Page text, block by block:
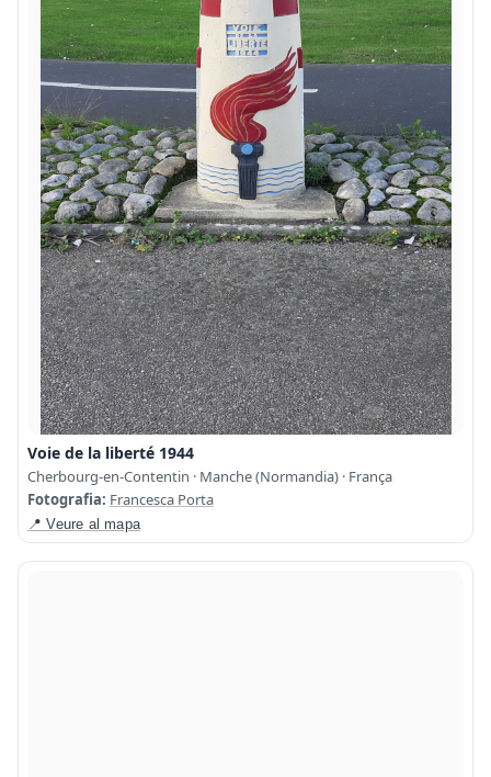
Voie de la liberté 1944
Cherbourg-en-Contentin · Manche (Normandia) · França
Fotografia: Francesca Porta
📍 Veure al mapa